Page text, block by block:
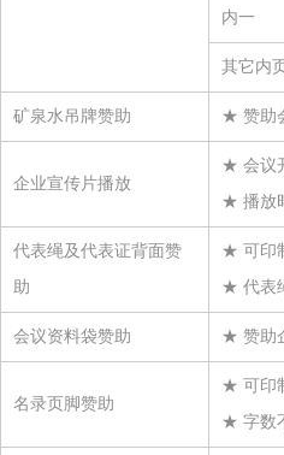
上海亨斯迈聚氨酯有
宁波经济技术开发区希科新
力宝龙（上海）国际贸
宿迁市振兴化工有
浦江奈斯过滤器材
杭州逸宸化纤有
衢州巨化锦纶有限
江苏双良氨纶有
蓬莱红卫化工有
湖北鑫甬生物环保科技
内一
其它内
矿泉水吊牌赞助 ★ 赞助
企业宣传片播放
★ 会议
★ 播放
代表绳及代表证背面赞
助
★ 可印
★ 代表
会议资料袋赞助 ★ 赞助
名录页脚赞助
★ 可印
★ 字数